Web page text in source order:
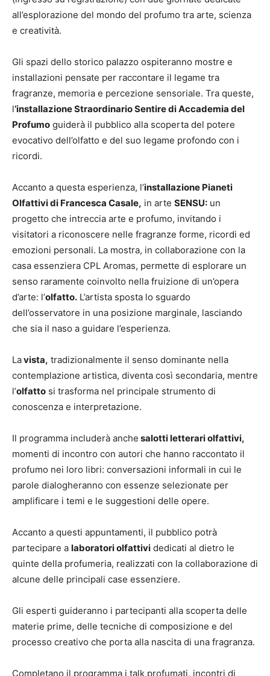
all’esplorazione del mondo del profumo tra arte, scienza
e creatività.
Gli spazi dello storico palazzo ospiteranno mostre e
installazioni pensate per raccontare il legame tra
fragranze, memoria e percezione sensoriale. Tra queste,
l’installazione Straordinario Sentire di Accademia del
Profumo guiderà il pubblico alla scoperta del potere
evocativo dell’olfatto e del suo legame profondo con i
ricordi.
Accanto a questa esperienza, l’installazione Pianeti
Olfattivi di Francesca Casale, in arte SENSU: un
progetto che intreccia arte e profumo, invitando i
visitatori a riconoscere nelle fragranze forme, ricordi ed
emozioni personali. La mostra, in collaborazione con la
casa essenziera CPL Aromas, permette di esplorare un
senso raramente coinvolto nella fruizione di un’opera
d’arte: l’olfatto. L’artista sposta lo sguardo
dell’osservatore in una posizione marginale, lasciando
che sia il naso a guidare l’esperienza.
Lavista, tradizionalmente il senso dominante nella
contemplazione artistica, diventa così secondaria, mentre
l’olfatto si trasforma nel principale strumento di
conoscenza e interpretazione.
Il programma includerà anche salotti letterari olfattivi,
momenti di incontro con autori che hanno raccontato il
profumo nei loro libri: conversazioni informali in cui le
parole dialogheranno con essenze selezionate per
amplificare i temi e le suggestioni delle opere.
Accanto a questi appuntamenti, il pubblico potrà
partecipare a laboratori olfattivi dedicati al dietro le
quinte della profumeria, realizzati con la collaborazione di
alcune delle principali case essenziere.
Gli esperti guideranno i partecipanti alla scoperta delle
materie prime, delle tecniche di composizione e del
processo creativo che porta alla nascita di una fragranza.
Completano il programma i talk profumati, incontri di